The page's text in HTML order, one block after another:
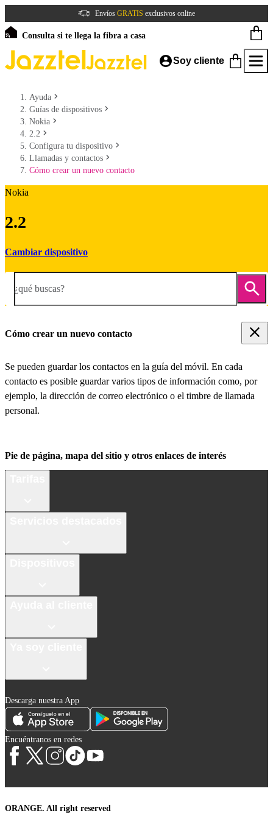
Envíos GRATIS exclusivos online
Consulta si te llega la fibra a casa
Soy cliente
Ayuda
Guías de dispositivos
Nokia
2.2
Configura tu dispositivo
Llamadas y contactos
Cómo crear un nuevo contacto
Nokia
2.2
Cambiar dispositivo
¿qué buscas?
Cómo crear un nuevo contacto
Se pueden guardar los contactos en la guía del móvil. En cada
contacto es posible guardar varios tipos de información como, por
ejemplo, la dirección de correo electrónico o el timbre de llamada
personal.
Pie de página, mapa del sitio y otros enlaces de interés
Descarga nuestra App
Encuéntranos en redes
ORANGE. All right reserved